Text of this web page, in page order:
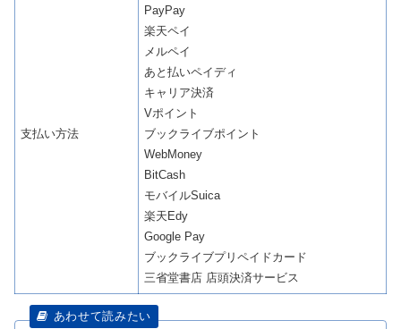
支払い方法
PayPay
楽天ペイ
メルペイ
あと払いペイディ
キャリア決済
Vポイント
ブックライブポイント
WebMoney
BitCash
モバイルSuica
楽天Edy
Google Pay
ブックライブプリペイドカード
三省堂書店 店頭決済サービス